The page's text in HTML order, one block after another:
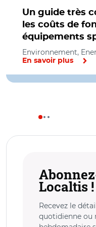
Un guide très
les coûts de
équipements
Environnement,
En savoir plus
Localtis !
Recevez le
quotidienne ou